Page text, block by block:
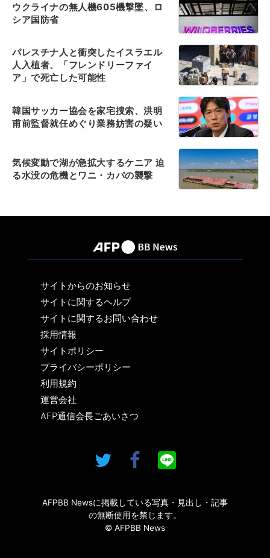
ウクライナの無人機605機撃墜、ロ
シア国防省
パレスチナ人と衝突したイスラエル
人入植者、「フレンドリーファイ
ア」で死亡した可能性
韓国サッカー協会を家宅捜索、洪明
甫前監督就任めぐり業務妨害の疑い
気候変動で湖が急拡大するケニア 迫
る水没の危機とワニ・カバの襲撃
サイトからのお知らせ
サイトに関するヘルプ
サイトに関するお問い合わせ
採用情報
サイトポリシー
プライバシーポリシー
利用規約
運営会社
AFP通信会長ごあいさつ
AFPBB Newsに掲載している写真・見出し・記事
の無断使用を禁じます。
© AFPBB News